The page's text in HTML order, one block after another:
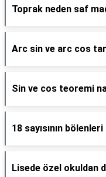
Toprak neden saf
Arc sin ve arc cos
Sin ve cos teoremi
18 sayısının
Lisede özel okuldan